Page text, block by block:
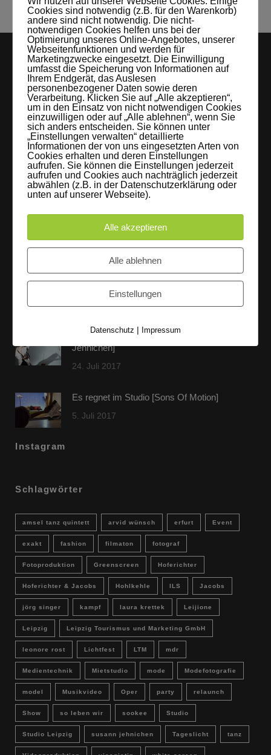
LEIPZIGS MIETSTUDIO
Hier lassen sich Foto- und Videoproduktionen aller Art in
entspannter Loftatmosphäre realisieren. Alles da, was man
braucht: Technik, Platz, Couch und Kaffee. Folgt uns!
Letzte Beiträge
60 Jahre WG UNITAS eG [Scholz & Heinz]
9. Oktober 2017
FLAMINGOCAT Premium Collection [Susann
Jehnichen]
24. Juli 2017
Es regnet im Studio [Sons Of Motion]
5. Juli 2017
Instagram
Schlagwörter
amsel tanz quintett arvid wünsch erfurt Event
exakt fashion filmaton fotograf
Fotoproduktion Greenscreen Hoferichter
Hoferichter & Jacobs Hohlkehle ILS Jacobs
jörg singer kampf laura krettek Leijione
Leipzig Leipzig Tourismus und Marketing GmbH
leonore rost Lichtfest LTM mdr
Medientechnik Mietstudio mode Modefotografie
model Musikvideo Oper party relaunch
Show so leben wir sookee Studio
Studio Leipzig susann jehnichen Tageslicht tanz
Cookies sind notwendig (z.B. für den Warenkorb)
andere sind nicht notwendig. Die nicht-
notwendigen Cookies helfen uns bei der
Optimierung unseres Online-Angebotes, unserer
Webseitenfunktionen und werden für
Marketingzwecke eingesetzt. Die Einwilligung
umfasst die Speicherung von Informationen auf
Ihrem Endgerät, das Auslesen
personenbezogener Daten sowie deren
Verarbeitung. Klicken Sie auf „Alle akzeptieren“,
um in den Einsatz von nicht notwendigen Cookies
einzuwilligen oder auf „Alle ablehnen“, wenn Sie
sich anders entscheiden. Sie können unter
„Einstellungen verwalten“ detaillierte
Informationen der von uns eingesetzten Arten von
Cookies erhalten und deren Einstellungen
aufrufen. Sie können die Einstellungen jederzeit
aufrufen und Cookies auch nachträglich jederzeit
abwählen (z.B. in der Datenschutzerklärung oder
unten auf unserer Webseite).
Alle akzeptieren
Alle ablehnen
Einstellungen
Datenschutz | Impressum